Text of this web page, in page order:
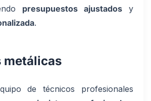
presupuestos ajustados y
.
metálicas
de técnicos profesionales